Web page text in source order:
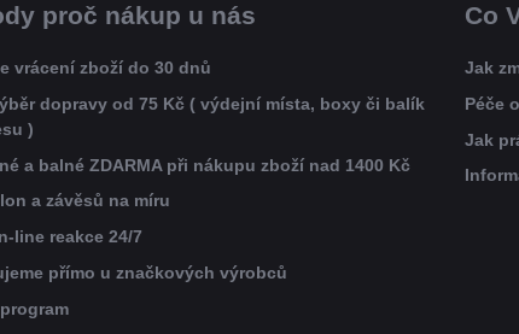
proč nákup u nás
vrácení zboží do 30 dnů
dopravy od 75 Kč ( výdejní místa, boxy či balík
)
a balné ZDARMA při nákupu zboží nad 1400 Kč
a závěsů na míru
line reakce 24/7
přímo u značkových výrobců
Co
Jak
Péče
Jak